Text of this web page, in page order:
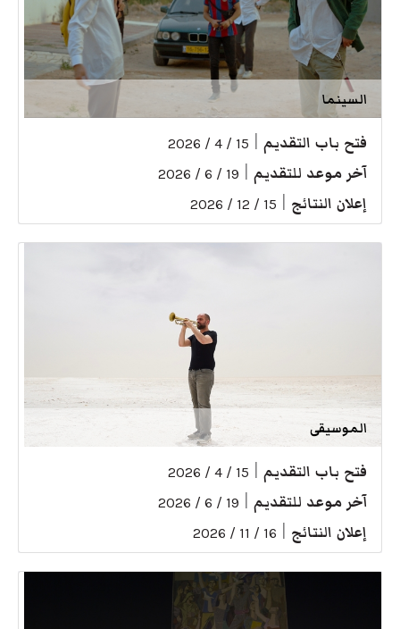
السينما
فتح باب التقديم 15 / 4 / 2026
آخر موعد للتقديم 19 / 6 / 2026
إعلان النتائج 15 / 12 / 2026
الموسيقى
فتح باب التقديم 15 / 4 / 2026
آخر موعد للتقديم 19 / 6 / 2026
إعلان النتائج 16 / 11 / 2026